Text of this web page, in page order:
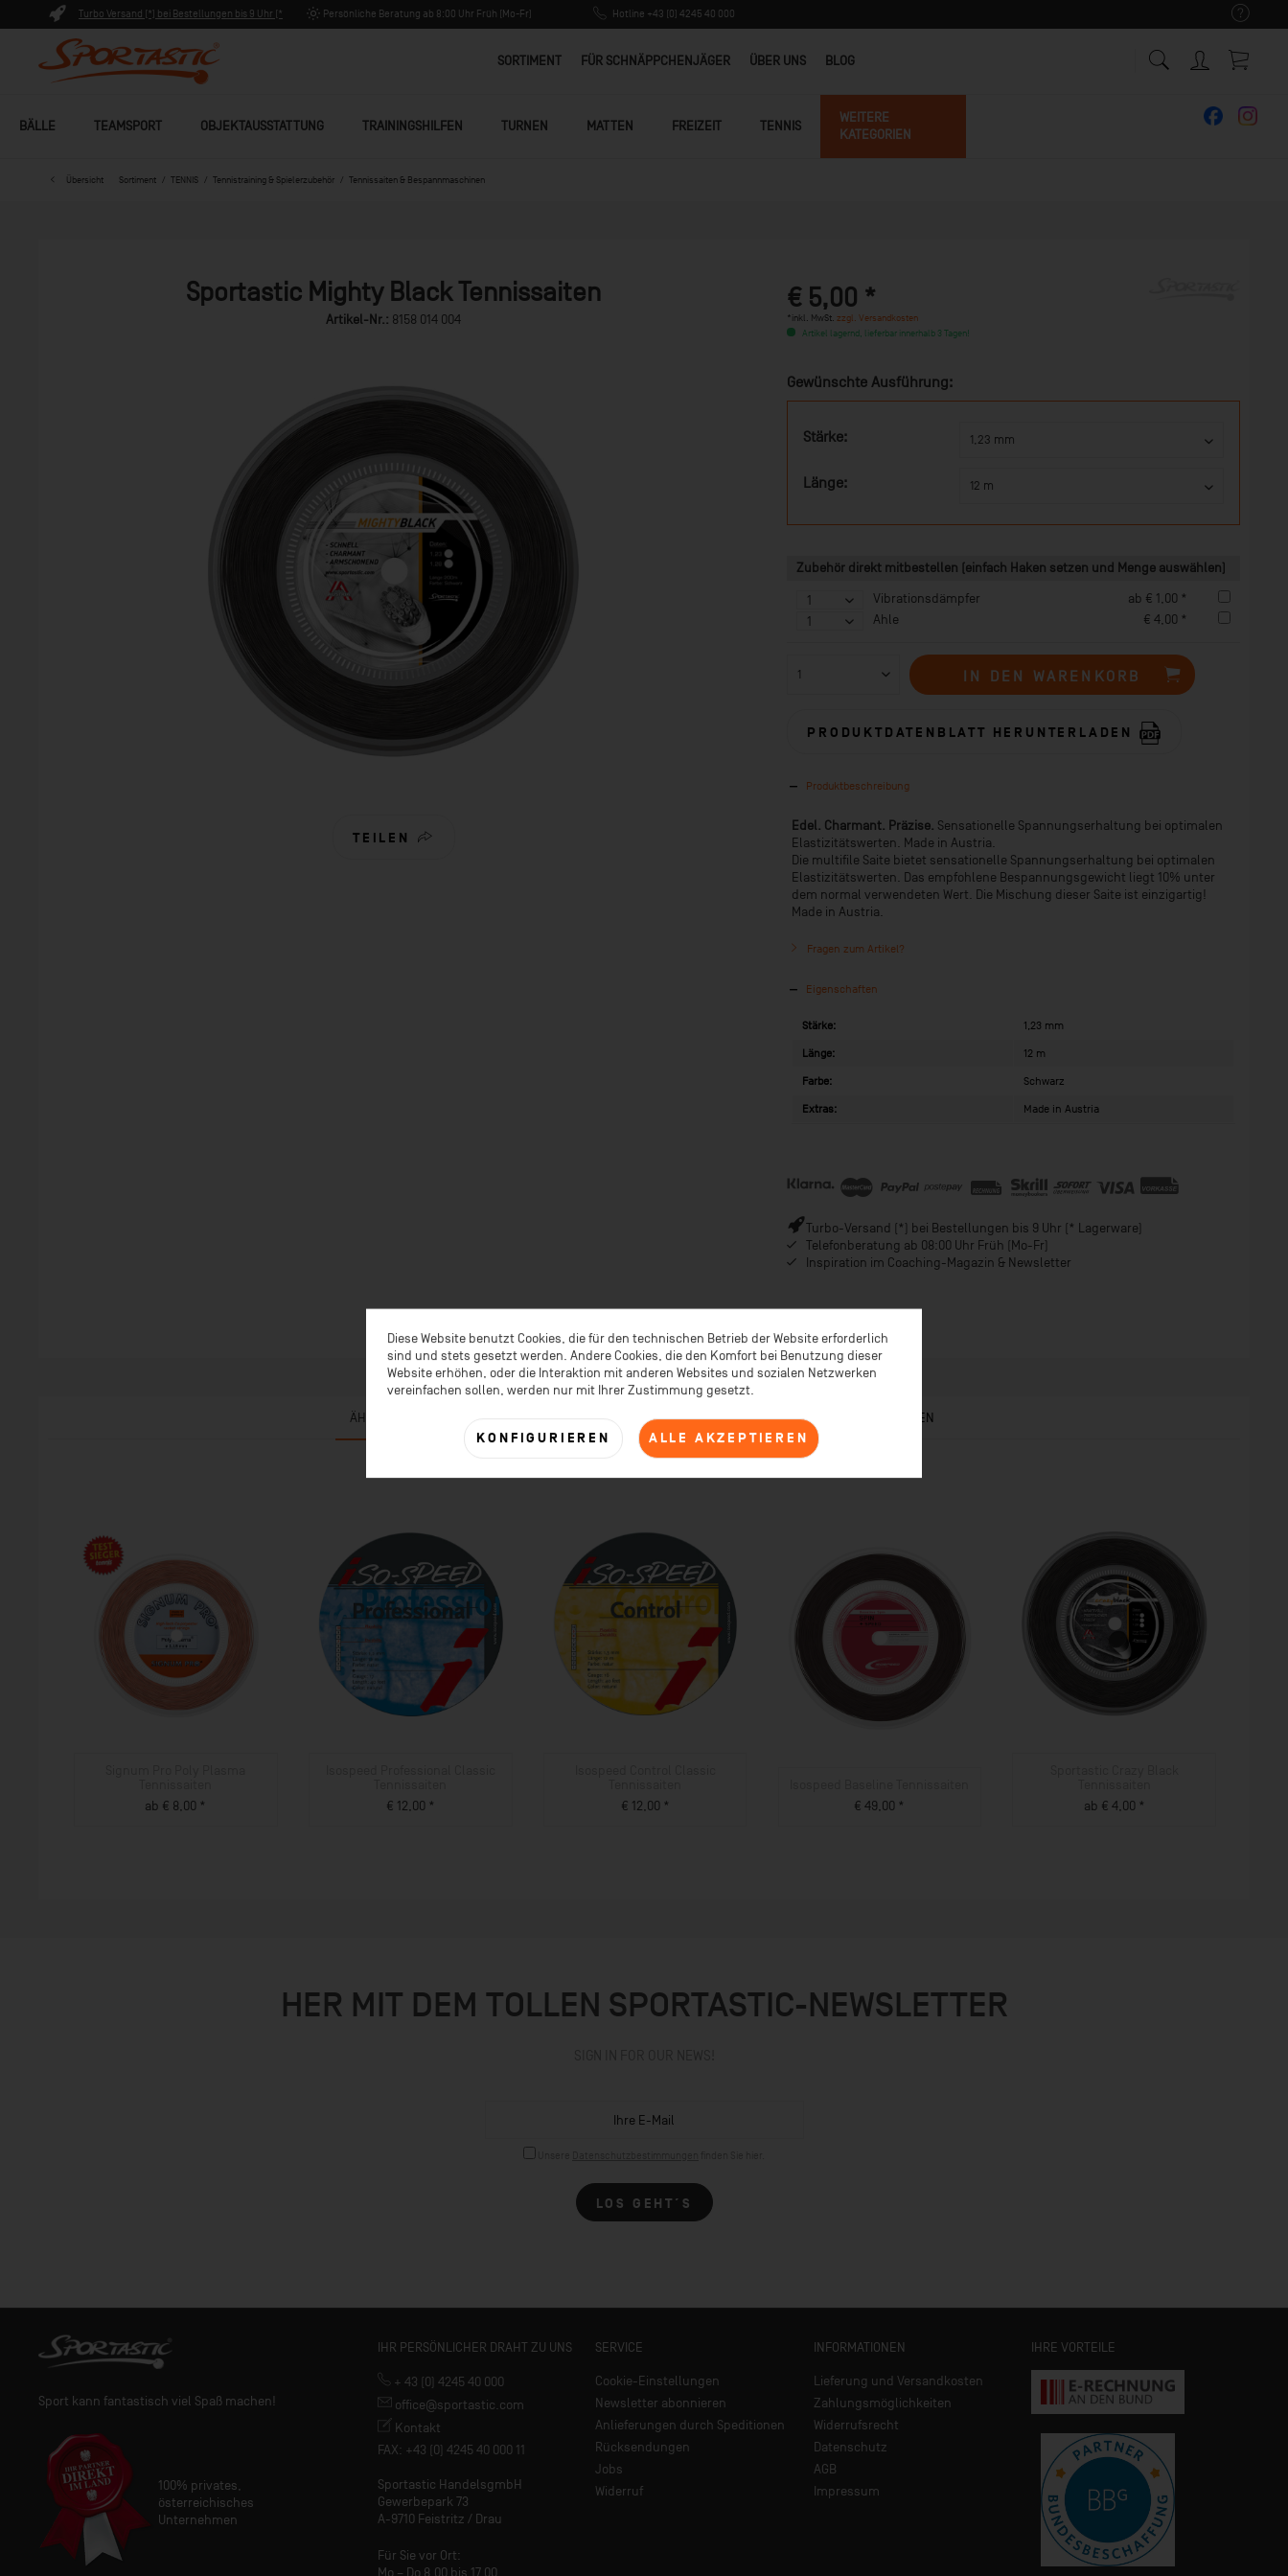
Turbo Versand (*) bei Bestellungen bis 9 Uhr (*
Persönliche Beratung ab 8:00 Uhr Früh (Mo-Fr) Hotline +43 (0) 4245 40 000
SORTIMENT FÜR SCHNÄPPCHENJÄGER ÜBER UNS BLOG
BÄLLE TEAMSPORT OBJEKTAUSSTATTUNG TRAININGSHILFEN TURNEN MATTEN FREIZEIT TENNIS
WEITERE
KATEGORIEN
Übersicht Sortiment TENNIS Tennistraining & Spielerzubehör Tennissaiten & Bespannmaschinen
Sportastic Mighty Black Tennissaiten
Artikel-Nr.: 8158 014 004
TEILEN
€ 5,00 *
*inkl. MwSt.zzgl. Versandkosten
Artikel lagernd, lieferbar innerhalb 3 Tagen!
Gewünschte Ausführung:
Stärke:
Länge:
Zubehör direkt mitbestellen (einfach Haken setzen und Menge auswählen)
Vibrationsdämpfer
ab € 1,00 *
Ahle
€ 4,00 *
IN DEN WARENKORB
PRODUKTDATENBLATT HERUNTERLADEN
Produktbeschreibung
Edel. Charmant. Präzise. Sensationelle Spannungserhaltung bei optimalen
Elastizitätswerten. Made in Austria.
Die multifile Saite bietet sensationelle Spannungserhaltung bei optimalen
Elastizitätswerten. Das empfohlene Bespannungsgewicht liegt 10% unter
dem normal verwendeten Wert. Die Mischung dieser Saite ist einzigartig!
Made in Austria.
Fragen zum Artikel?
Eigenschaften
Stärke: 1,23 mm
Länge: 12 m
Farbe: Schwarz
Extras: Made in Austria
Turbo-Versand (*) bei Bestellungen bis 9 Uhr (* Lagerware)
Telefonberatung ab 08:00 Uhr Früh (Mo-Fr)
Inspiration im Coaching-Magazin & Newsletter
ÄHNLICHE ARTIKEL KUNDEN HABEN SICH EBENFALLS ANGESEHEN
ab € 8,00 *
€ 12,00 *
€ 12,00 *
€ 49,00 *
ab € 4,00 *
HER MIT DEM TOLLEN SPORTASTIC-NEWSLETTER
LOS GEHT´S
Sport kann fantastisch viel Spaß machen!
100% privates,
österreichisches
Unternehmen
IHR PERSÖNLICHER DRAHT ZU UNS
+ 43 (0) 4245 40 000
office@sportastic.com
Kontakt
FAX: +43 (0) 4245 40 000 11
Sportastic HandelsgmbH
Gewerbepark 73
A-9710 Feistritz / Drau
Für Sie vor Ort:
Mo – Do 8.00 bis 17.00
SERVICE
Cookie-Einstellungen
Newsletter abonnieren
Anlieferungen durch Speditionen
Rücksendungen
Jobs
Widerruf
INFORMATIONEN
Lieferung und Versandkosten
Zahlungsmöglichkeiten
Widerrufsrecht
Datenschutz
AGB
Impressum
IHRE VORTEILE
Diese Website benutzt Cookies, die für den technischen Betrieb der Website erforderlich
sind und stets gesetzt werden. Andere Cookies, die den Komfort bei Benutzung dieser
Website erhöhen, oder die Interaktion mit anderen Websites und sozialen Netzwerken
vereinfachen sollen, werden nur mit Ihrer Zustimmung gesetzt.
ALLE AKZEPTIEREN
KONFIGURIEREN